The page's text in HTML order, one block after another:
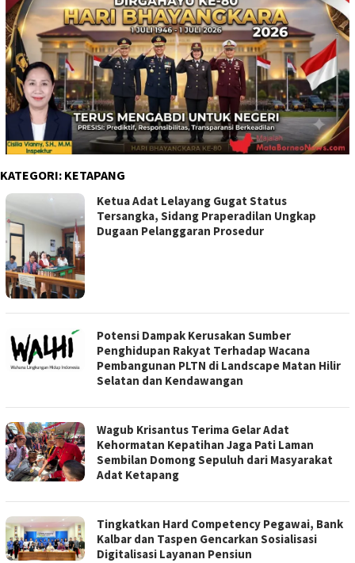
KATEGORI: KETAPANG
Ketua Adat Lelayang Gugat Status
Tersangka, Sidang Praperadilan Ungkap
Dugaan Pelanggaran Prosedur
Potensi Dampak Kerusakan Sumber
Penghidupan Rakyat Terhadap Wacana
Pembangunan PLTN di Landscape Matan Hilir
Selatan dan Kendawangan
Wagub Krisantus Terima Gelar Adat
Kehormatan Kepatihan Jaga Pati Laman
Sembilan Domong Sepuluh dari Masyarakat
Adat Ketapang
Tingkatkan Hard Competency Pegawai, Bank
Kalbar dan Taspen Gencarkan Sosialisasi
Digitalisasi Layanan Pensiun